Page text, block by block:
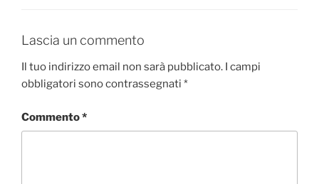
Lascia un commento
Il tuo indirizzo email non sarà pubblicato. I campi
obbligatori sono contrassegnati *
Commento*